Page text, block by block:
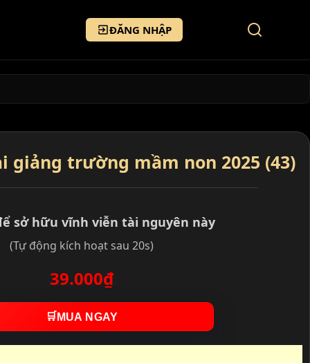
ĐĂNG NHẬP
giảng trường mầm non 2025 (43)
sở hữu vĩnh viễn tài nguyên này
(Tự động kích hoạt sau 20s)
39.000₫
🛒 MUA NGAY